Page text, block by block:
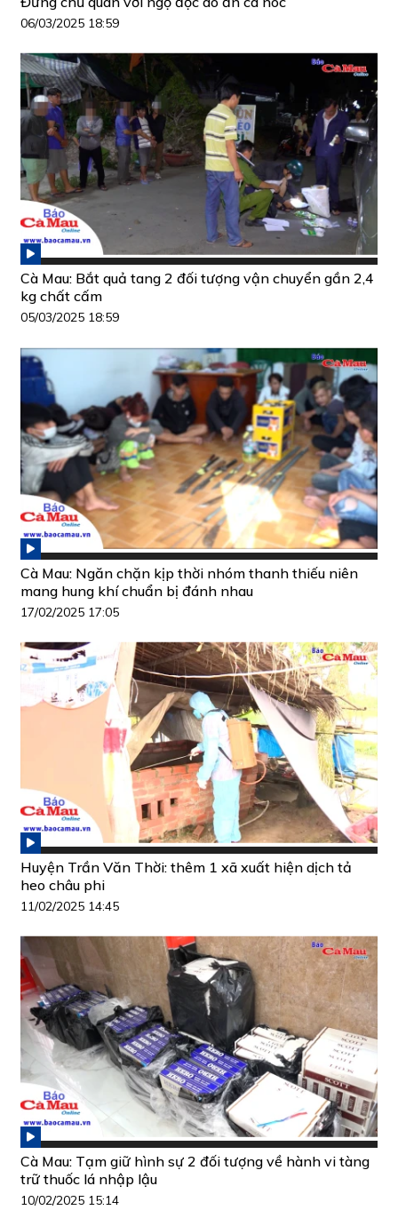
06/03/2025 18:59
Cà Mau: Bắt quả tang 2 đối tượng vận chuyển gần 2,4
kg chất cấm
05/03/2025 18:59
Cà Mau: Ngăn chặn kịp thời nhóm thanh thiếu niên
mang hung khí chuẩn bị đánh nhau
17/02/2025 17:05
Huyện Trần Văn Thời: thêm 1 xã xuất hiện dịch tả
heo châu phi
11/02/2025 14:45
Cà Mau: Tạm giữ hình sự 2 đối tượng về hành vi tàng
trữ thuốc lá nhập lậu
10/02/2025 15:14